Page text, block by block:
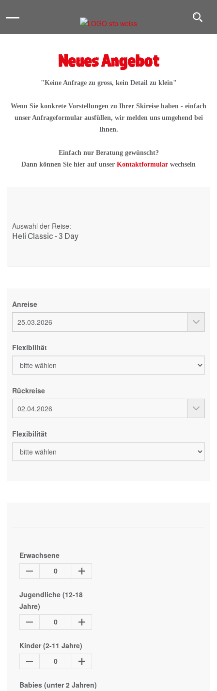
Neues Angebot
"Keine Anfrage zu gross, kein Detail zu klein"
Wenn Sie konkrete Vorstellungen zu Ihrer Skireise haben - einfach
unser Anfrageformular ausfüllen, wir melden uns umgehend bei
Ihnen.
Einfach nur Beratung gewünscht?
Dann können Sie hier auf unser Kontaktformular wechseln
Auswahl der Reise:
Heli Classic - 3 Day
Anreise
Flexibilität
Rückreise
Flexibilität
Erwachsene
0
Jugendliche (12-18
Jahre)
0
Kinder (2-11 Jahre)
0
Babies (unter 2 Jahren)